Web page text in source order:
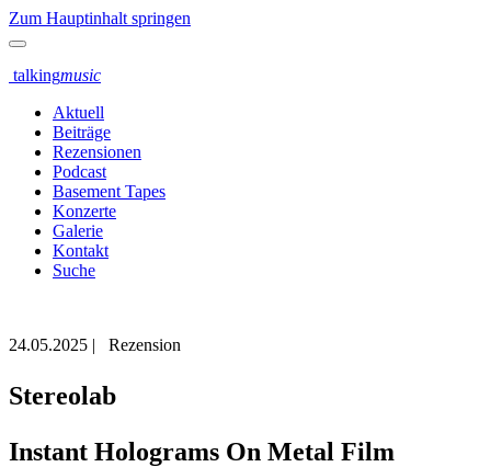
Zum Hauptinhalt springen
talkingmusic
Aktuell
Beiträge
Rezensionen
Podcast
Basement Tapes
Konzerte
Galerie
Kontakt
Suche
24.05.2025 | Rezension
Stereolab
Instant Holograms On Metal Film